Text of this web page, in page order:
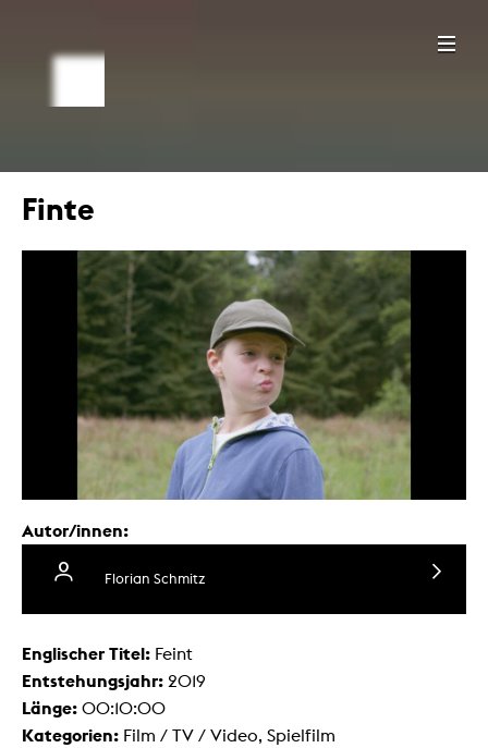
Finte
Autor/innen:
Florian Schmitz
Englischer Titel: Feint
Entstehungsjahr: 2019
Länge: 00:10:00
Kategorien: Film / TV / Video, Spielfilm